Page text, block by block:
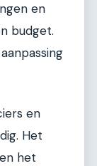
en
budget.
en
Het
het